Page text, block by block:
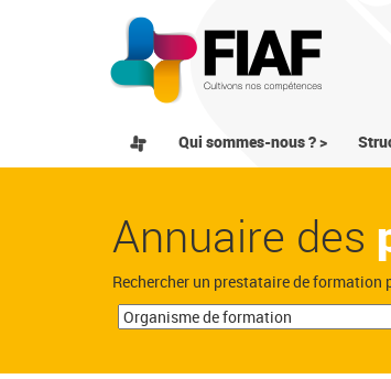
Qui sommes-nous ? >
Annuaire des
Rechercher un prestataire de formation